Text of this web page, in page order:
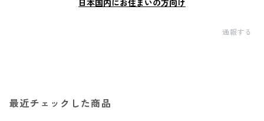
日本国内にお住まいの方向け
通報する
最近チェックした商品